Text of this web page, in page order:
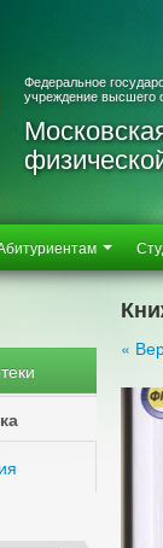
Федеральное
учреждение высшего
«